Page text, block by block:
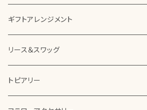
ギフトアレンジメント
ボックスアレンジメント
花器を使ったアレンジメント
リース＆スワッグ
プリザーブドフラワー
トピアリー